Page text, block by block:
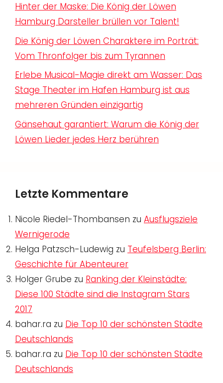
Hinter der Maske: Die König der Löwen
Hamburg Darsteller brüllen vor Talent!
Die König der Löwen Charaktere im Porträt:
Vom Thronfolger bis zum Tyrannen
Erlebe Musical-Magie direkt am Wasser: Das
Stage Theater im Hafen Hamburg ist aus
mehreren Gründen einzigartig
Gänsehaut garantiert: Warum die König der
Löwen Lieder jedes Herz berühren
Letzte Kommentare
Nicole Riedel-Thombansen zu Ausflugsziele
Wernigerode
Helga Patzsch-Ludewig zu Teufelsberg Berlin:
Geschichte für Abenteurer
Holger Grube zu Ranking der Kleinstädte:
Diese 100 Städte sind die Instagram Stars
2017
bahar.ra zu Die Top 10 der schönsten Städte
Deutschlands
bahar.ra zu Die Top 10 der schönsten Städte
Deutschlands